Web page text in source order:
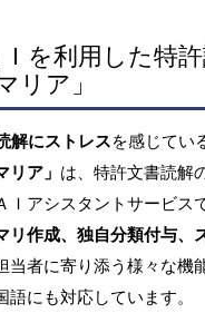
を利用した特
リア」
解にストレスを感じてい
ア」 は、特許文書読解
Ｉアシスタントサービス
リ作成、独自分類付与、
当者に寄り添う様々な機
語にも対応しています。